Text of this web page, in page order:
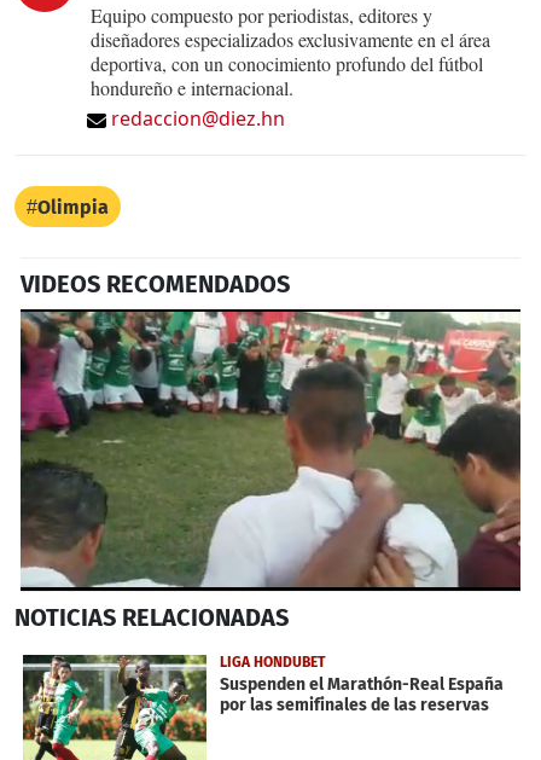
Equipo compuesto por periodistas, editores y
diseñadores especializados exclusivamente en el área
deportiva, con un conocimiento profundo del fútbol
hondureño e internacional.
redaccion@diez.hn
Olimpia
VIDEOS RECOMENDADOS
seconds
30
seconds
NOTICIAS RELACIONADAS
LIGA HONDUBET
Suspenden el Marathón-Real España
por las semifinales de las reservas